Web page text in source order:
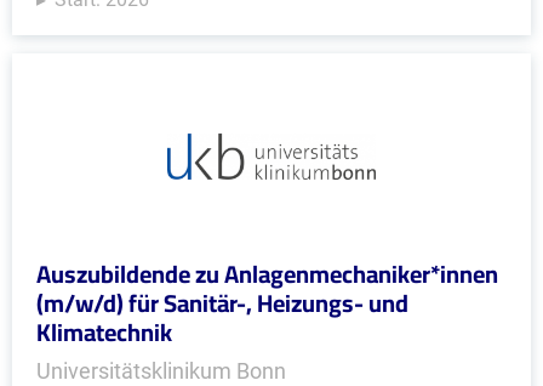
Auszubildende zu Anlagenmechaniker*innen
(m/w/d) für Sanitär-, Heizungs- und
Klimatechnik
Universitätsklinikum Bonn